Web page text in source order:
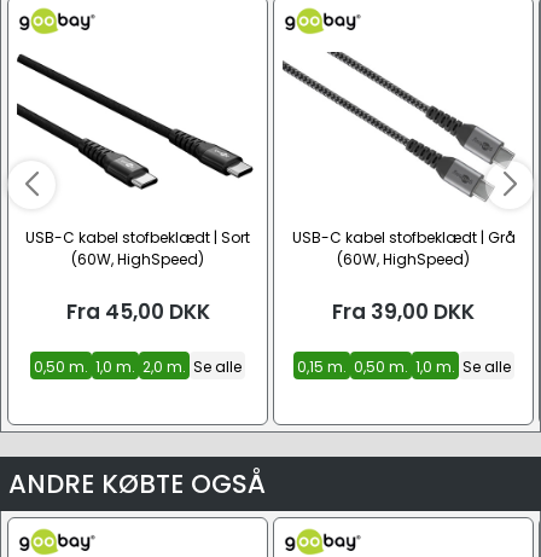
USB-C kabel stofbeklædt | Sort
(60W, HighSpeed)
Fra 45,00 DKK
0,50 m. 1,0 m. 2,0 m. Se alle
USB-C kabel stofbeklædt | Grå
(60W, HighSpeed)
Fra 39,00 DKK
0,15 m. 0,50 m. 1,0 m. Se alle
ANDRE KØBTE OGSÅ